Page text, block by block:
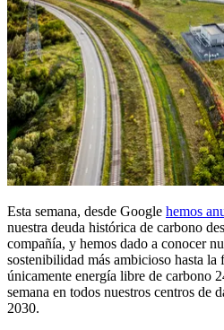
Esta semana, desde Google hemos
nuestra deuda histórica de carbono
compañía, y hemos dado a conocer
sostenibilidad más ambicioso hasta la
únicamente energía libre de carbono
semana en todos nuestros centros de
2030.